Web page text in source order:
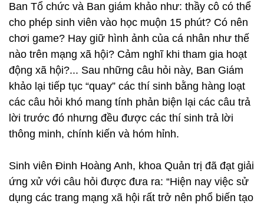
Ban Tổ chức và Ban giám khảo như: thầy cô có thể
cho phép sinh viên vào học muộn 15 phút? Có nên
chơi game? Hay giữ hình ảnh của cá nhân như thế
nào trên mạng xã hội? Cảm nghĩ khi tham gia hoạt
động xã hội?... Sau những câu hỏi này, Ban Giám
khảo lại tiếp tục “quay” các thí sinh bằng hàng loạt
các câu hỏi khó mang tính phản biện lại các câu trả
lời trước đó nhưng đều được các thí sinh trả lời
thông minh, chính kiến và hóm hỉnh.
Sinh viên Đinh Hoàng Anh, khoa Quản trị đã đạt giải
ứng xử với câu hỏi được đưa ra: “Hiện nay việc sử
dụng các trang mạng xã hội rất trở nên phổ biến tạo